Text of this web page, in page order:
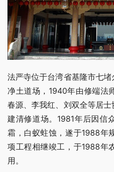
法严寺位于台湾省基隆市七
净土道场，1940年由修端法
春源、李我红、刘双全等居
建清修道场。1981年后因信
霜，白蚁蛀蚀，遂于1988年
项工程相继竣工，于1988年
用。